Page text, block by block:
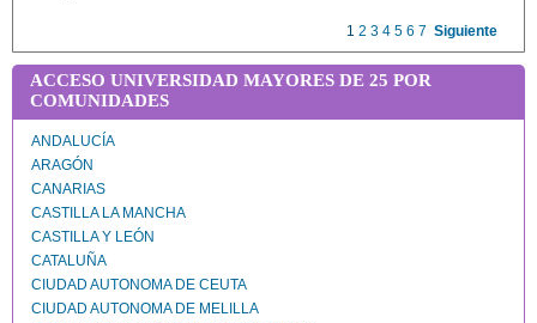
12 3 4 5 6 7 Siguiente
ACCESO UNIVERSIDAD MAYORES DE 25 POR
COMUNIDADES
ANDALUCÍA
ARAGÓN
CANARIAS
CASTILLA LA MANCHA
CASTILLA Y LEÓN
CATALUÑA
CIUDAD AUTONOMA DE CEUTA
CIUDAD AUTONOMA DE MELILLA